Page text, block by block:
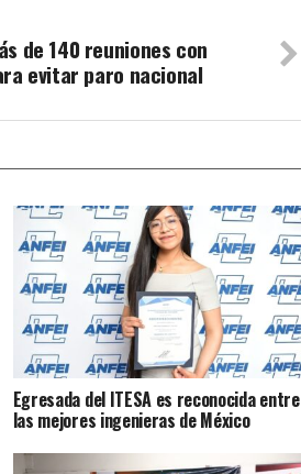
de 140 reuniones con
evitar paro nacional
Egresada del ITESA es reconocida entre
las mejores ingenieras de México